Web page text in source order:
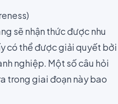
sẽ nhận thức được nhu
có thể được giải quyết bởi
nghiệp. Một số câu hỏi
trong giai đoạn này bao